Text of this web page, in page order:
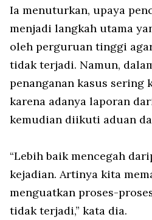
Ia menuturkan, upaya
menjadi langkah utama
oleh perguruan tinggi
tidak terjadi. Namun,
penanganan kasus sering
karena adanya laporan
kemudian diikuti aduan
“Lebih baik mencegah
kejadian. Artinya kita
menguatkan proses-
tidak terjadi,” kata dia.